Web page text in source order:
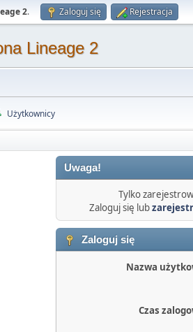
2. Zaloguj się Rejestracja
Lineage 2
Użytkownicy
Uwaga!
Tylko
Zaloguj się lub
Zaloguj się
Nazwa
Czas